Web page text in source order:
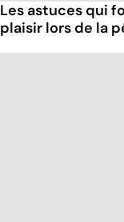
Les astuces qui
plaisir lors de la